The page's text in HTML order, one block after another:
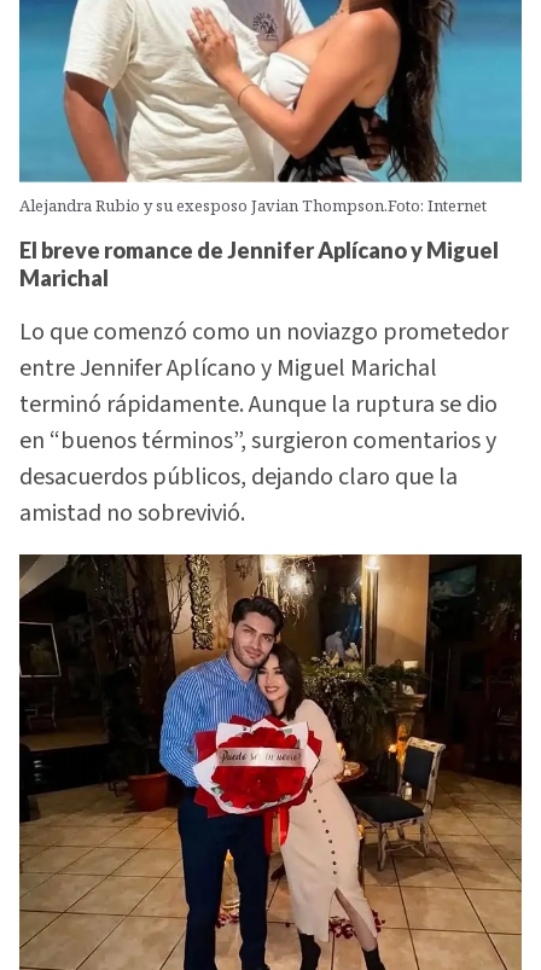
Alejandra Rubio y su exesposo Javian Thompson.Foto: Internet
El breve romance de Jennifer Aplícano y Miguel
Marichal
Lo que comenzó como un noviazgo prometedor
entre Jennifer Aplícano y Miguel Marichal
terminó rápidamente. Aunque la ruptura se dio
en “buenos términos”, surgieron comentarios y
desacuerdos públicos, dejando claro que la
amistad no sobrevivió.